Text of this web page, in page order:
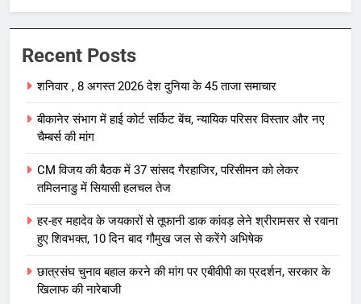
पर सख्त रुख
Recent Posts
शनिवार , 8 अगस्त 2026 देश दुनिया के 45 ताजा समाचार
बीकानेर संभाग में हाई कोर्ट सर्किट बेंच, न्यायिक परिसर विस्तार और नए
चैम्बर्स की मांग
CM विजय की बैठक में 37 सांसद गैरहाजिर, परिसीमन को लेकर
तमिलनाडु में सियासी हलचल तेज
हर-हर महादेव के जयकारों से तूफानी डाक कांवड़ लेने श्रीरामसर से रवाना
हुए शिवभक्त, 10 दिन बाद गौमुख जल से करेंगे अभिषेक
छात्रसंघ चुनाव बहाल करने की मांग पर एबीवीपी का प्रदर्शन, सरकार के
खिलाफ की नारेबाजी